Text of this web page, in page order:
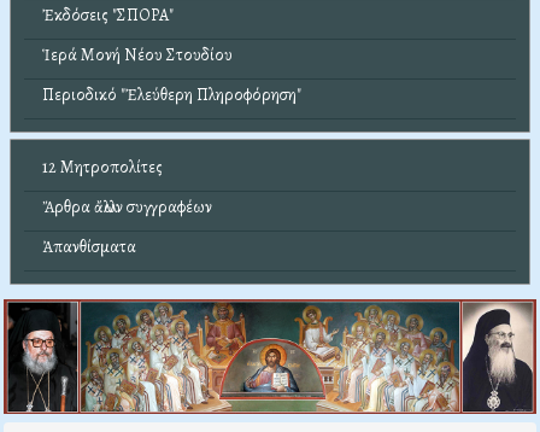
Ἐκδόσεις "ΣΠΟΡΑ"
Ἱερά Μονή Νέου Στουδίου
Περιοδικό "Ἐλεύθερη Πληροφόρηση"
12 Μητροπολίτες
Ἄρθρα ἄλλων συγγραφέων
Ἀπανθίσματα